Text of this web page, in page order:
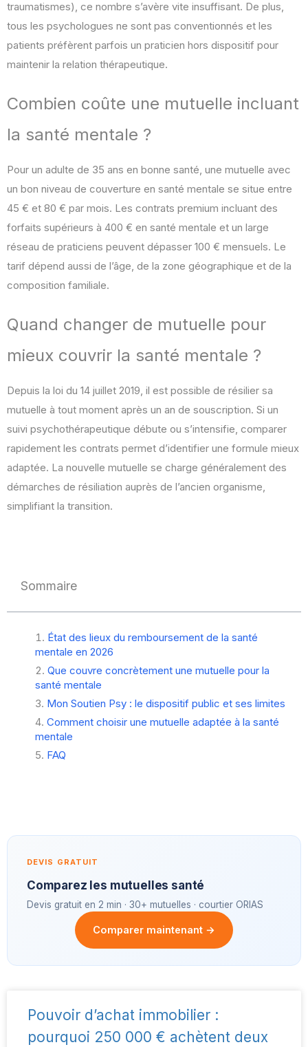
traumatismes), ce nombre s’avère vite insuffisant. De plus,
tous les psychologues ne sont pas conventionnés et les
patients préfèrent parfois un praticien hors dispositif pour
maintenir la relation thérapeutique.
Combien coûte une mutuelle incluant
la santé mentale ?
Pour un adulte de 35 ans en bonne santé, une mutuelle avec
un bon niveau de couverture en santé mentale se situe entre
45 € et 80 € par mois. Les contrats premium incluant des
forfaits supérieurs à 400 € en santé mentale et un large
réseau de praticiens peuvent dépasser 100 € mensuels. Le
tarif dépend aussi de l’âge, de la zone géographique et de la
composition familiale.
Quand changer de mutuelle pour
mieux couvrir la santé mentale ?
Depuis la loi du 14 juillet 2019, il est possible de résilier sa
mutuelle à tout moment après un an de souscription. Si un
suivi psychothérapeutique débute ou s’intensifie, comparer
rapidement les contrats permet d’identifier une formule mieux
adaptée. La nouvelle mutuelle se charge généralement des
démarches de résiliation auprès de l’ancien organisme,
simplifiant la transition.
Sommaire
État des lieux du remboursement de la santé
mentale en 2026
Que couvre concrètement une mutuelle pour la
santé mentale
Mon Soutien Psy : le dispositif public et ses limites
Comment choisir une mutuelle adaptée à la santé
mentale
FAQ
DEVIS GRATUIT
Comparez les mutuelles santé
Devis gratuit en 2 min · 30+ mutuelles · courtier ORIAS
Comparer maintenant →
Pouvoir d’achat immobilier :
pourquoi 250 000 € achètent deux